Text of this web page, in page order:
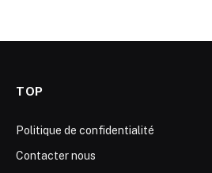
TOP
Politique de confidentialité
Contacter nous